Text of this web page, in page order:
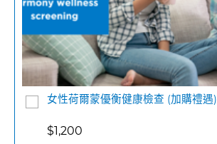
女性荷爾蒙優衡健康檢查 (加購禮遇)
$1,200